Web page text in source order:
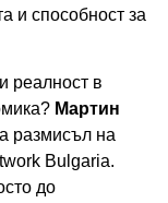
и способност за
реалност в
Мартин
размисъл на
Bulgaria.
до